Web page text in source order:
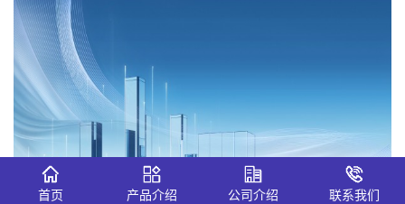
首页 产品介绍 公司介绍 联系我们